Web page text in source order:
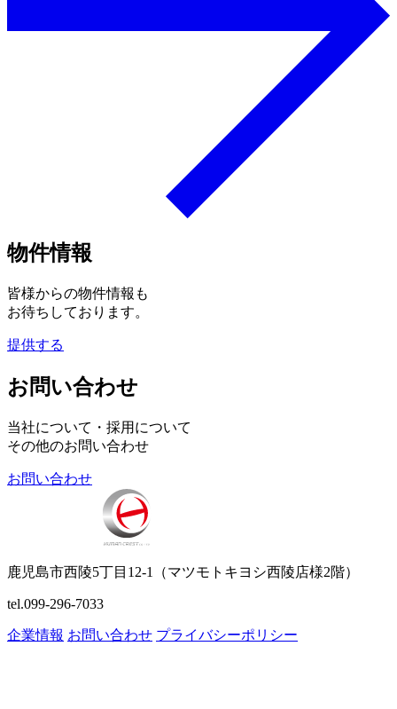
物件情報
皆様からの物件情報も
お待ちしております。
提供する
お問い合わせ
当社について・採用について
その他のお問い合わせ
お問い合わせ
鹿児島市西陵5丁目12-1（マツモトキヨシ西陵店様2階）
tel.099-296-7033
企業情報 お問い合わせ プライバシーポリシー